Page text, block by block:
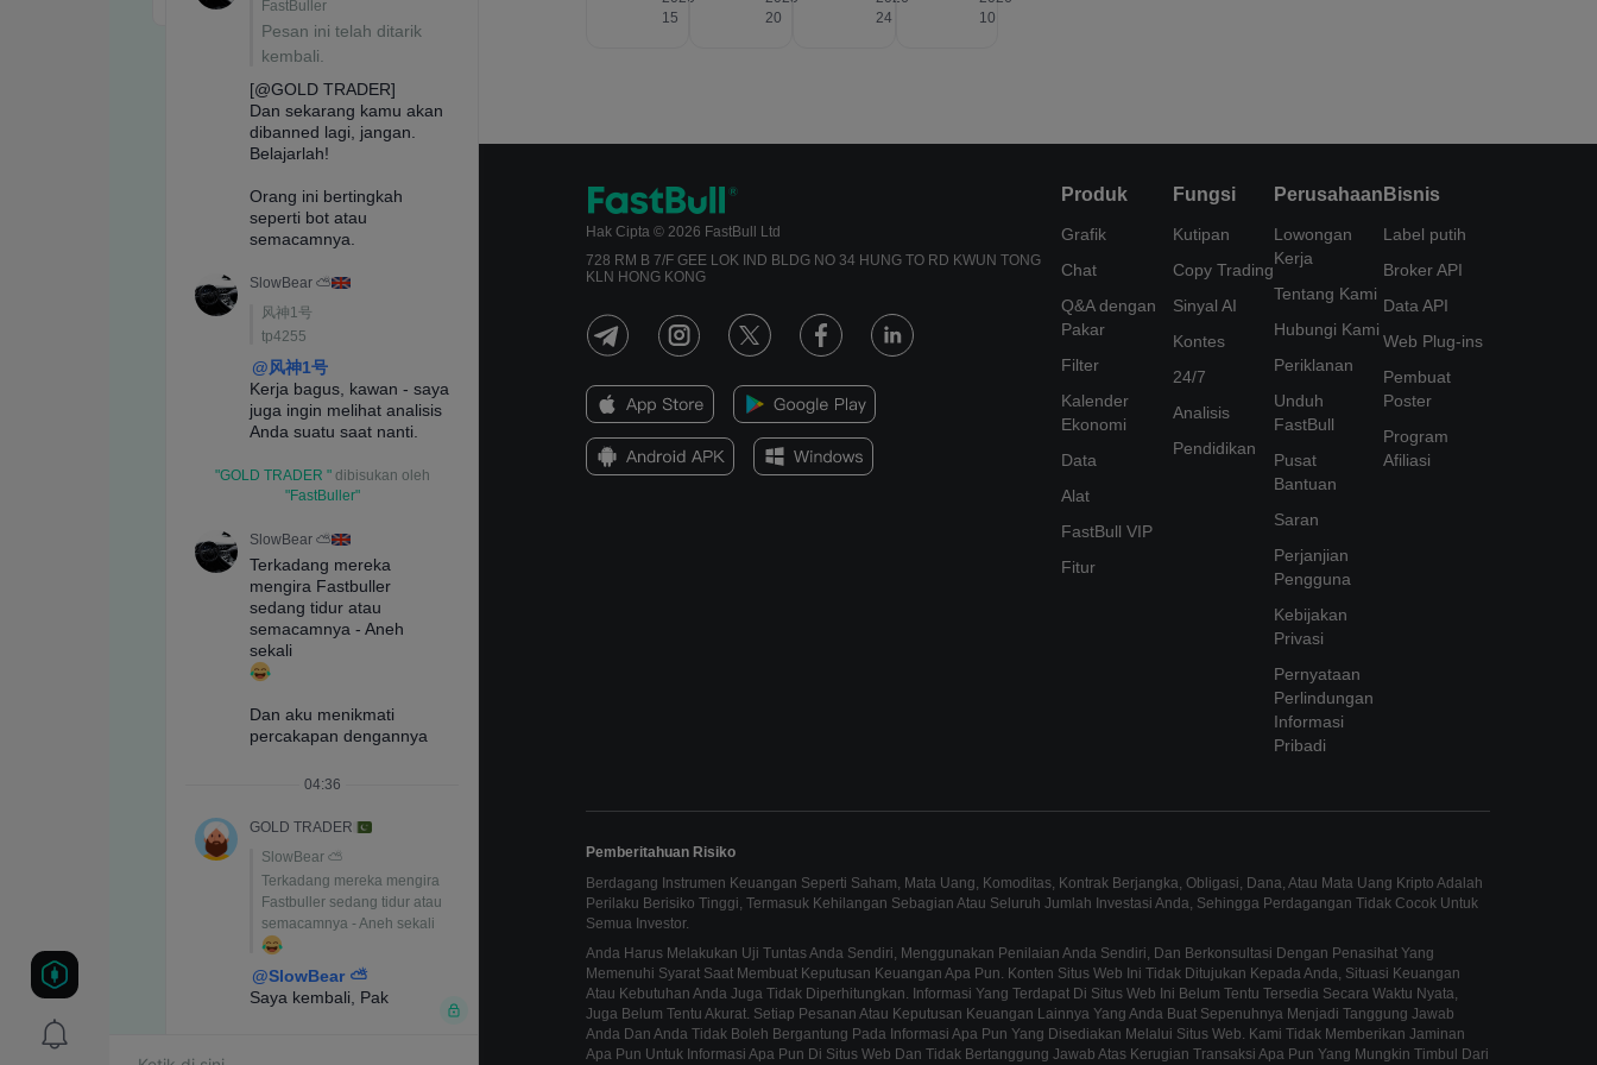
15
20
24
10
Hak Cipta © 2026 FastBull Ltd
728 RM B 7/F GEE LOK IND BLDG NO 34 HUNG TO RD KWUN TONG
KLN HONG KONG
Produk
Grafik
Chat
Q&A dengan
Pakar
Filter
Kalender
Ekonomi
Data
Alat
FastBull VIP
Fitur
Fungsi
Kutipan
Copy Trading
Sinyal AI
Kontes
24/7
Analisis
Pendidikan
Perusahaan
Lowongan
Kerja
Tentang Kami
Hubungi Kami
Periklanan
Unduh
FastBull
Pusat
Bantuan
Saran
Perjanjian
Pengguna
Kebijakan
Privasi
Pernyataan
Perlindungan
Informasi
Pribadi
Bisnis
Label putih
Broker API
Data API
Web Plug-ins
Pembuat
Poster
Program
Afiliasi
Pemberitahuan Risiko
Berdagang Instrumen Keuangan Seperti Saham, Mata Uang, Komoditas, Kontrak Berjangka, Obligasi, Dana, Atau Mata Uang Kripto Adalah
Perilaku Berisiko Tinggi, Termasuk Kehilangan Sebagian Atau Seluruh Jumlah Investasi Anda, Sehingga Perdagangan Tidak Cocok Untuk
Semua Investor.
Anda Harus Melakukan Uji Tuntas Anda Sendiri, Menggunakan Penilaian Anda Sendiri, Dan Berkonsultasi Dengan Penasihat Yang
Memenuhi Syarat Saat Membuat Keputusan Keuangan Apa Pun. Konten Situs Web Ini Tidak Ditujukan Kepada Anda, Situasi Keuangan
Atau Kebutuhan Anda Juga Tidak Diperhitungkan. Informasi Yang Terdapat Di Situs Web Ini Belum Tentu Tersedia Secara Waktu Nyata,
Juga Belum Tentu Akurat. Setiap Pesanan Atau Keputusan Keuangan Lainnya Yang Anda Buat Sepenuhnya Menjadi Tanggung Jawab
Anda Dan Anda Tidak Boleh Bergantung Pada Informasi Apa Pun Yang Disediakan Melalui Situs Web. Kami Tidak Memberikan Jaminan
Apa Pun Untuk Informasi Apa Pun Di Situs Web Dan Tidak Bertanggung Jawab Atas Kerugian Transaksi Apa Pun Yang Mungkin Timbul Dari